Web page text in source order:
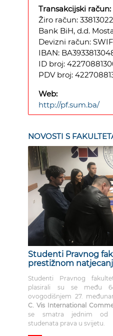
Transakcijski račun:
Žiro račun:
Bank BiH, d.d.
Devizni račun:
IBAN:
ID broj:
PDV broj:
Web:
http://pf.sum.ba/
NOVOSTI S
Studenti Pravnog
prestižnom
Studenti Pravnog
plasirali su se među
ovogodišnjem 27.
C. Vis International
se smatra jednim od
studenata prava u svijetu.